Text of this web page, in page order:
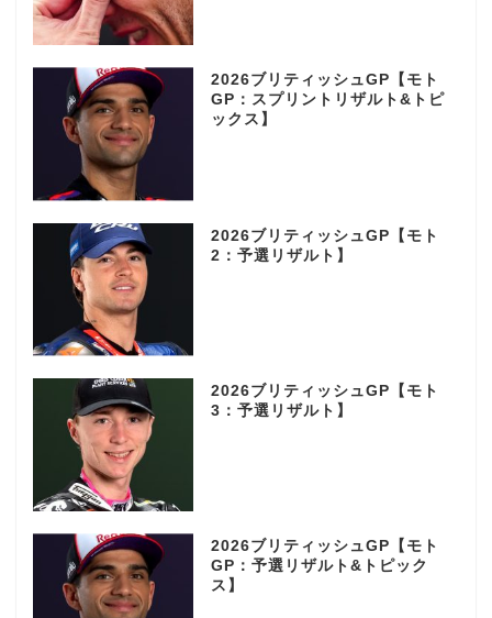
2026ブリティッシュGP【モト
GP：スプリントリザルト&トピ
ックス】
2026ブリティッシュGP【モト
2：予選リザルト】
2026ブリティッシュGP【モト
3：予選リザルト】
2026ブリティッシュGP【モト
GP：予選リザルト&トピック
ス】